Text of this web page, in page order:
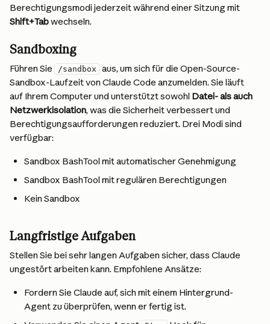
Berechtigungsmodi jederzeit während einer Sitzung mit
Shift+Tab wechseln.
Sandboxing
Führen Sie /sandbox
aus, um sich für die Open-Source-
Sandbox-Laufzeit von Claude Code anzumelden. Sie läuft
auf Ihrem Computer und unterstützt sowohl Datei- als auch
Netzwerkisolation, was die Sicherheit verbessert und
Berechtigungsaufforderungen reduziert. Drei Modi sind
verfügbar:
Sandbox BashTool mit automatischer Genehmigung
Sandbox BashTool mit regulären Berechtigungen
Kein Sandbox
Langfristige Aufgaben
Stellen Sie bei sehr langen Aufgaben sicher, dass Claude
ungestört arbeiten kann. Empfohlene Ansätze:
Fordern Sie Claude auf, sich mit einem Hintergrund-
Agent zu überprüfen, wenn er fertig ist.